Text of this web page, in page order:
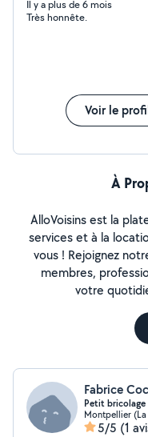
Il y a plus de 6 mois
Très honnête.
Voir le
À
AlloVoisins est la
services et à la
vous ! Rejoignez
membres,
votre
Fabrice
Petit bricolage
Montpellier
5/5 (1